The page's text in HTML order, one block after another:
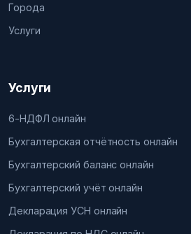
Города
Услуги
Услуги
6-НДФЛ онлайн
Бухгалтерская отчётность онлайн
Бухгалтерский баланс онлайн
Бухгалтерский учёт онлайн
Декларация УСН онлайн